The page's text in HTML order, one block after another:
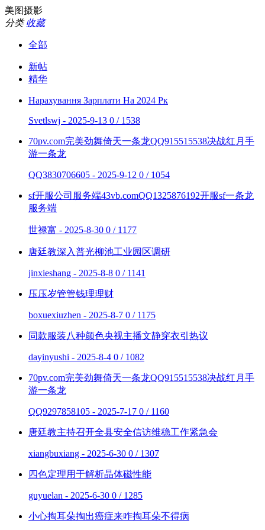
美图摄影
分类 收藏
全部
新帖
精华
Нарахування Зарплати На 2024 Рк
Svetlswj - 2025-9-13 0 / 1538
70pv.com完美劲舞倚天一条龙QQ915515538决战红月手
游一条龙
QQ3830706605 - 2025-9-12 0 / 1054
sf开服公司服务端43vb.comQQ1325876192开服sf一条龙
服务端
世禄富 - 2025-8-30 0 / 1177
唐廷教深入普光柳池工业园区调研
jinxieshang - 2025-8-8 0 / 1141
压压岁管管钱理理财
boxuexiuzhen - 2025-8-7 0 / 1175
同款服装八种颜色央视主播文静穿衣引热议
dayinyushi - 2025-8-4 0 / 1082
70pv.com完美劲舞倚天一条龙QQ915515538决战红月手
游一条龙
QQ9297858105 - 2025-7-17 0 / 1160
唐廷教主持召开全县安全信访维稳工作紧急会
xiangbuxiang - 2025-6-30 0 / 1307
四色定理用于解析晶体磁性能
guyuelan - 2025-6-30 0 / 1285
小心掏耳朵掏出癌症来咋掏耳朵不得病